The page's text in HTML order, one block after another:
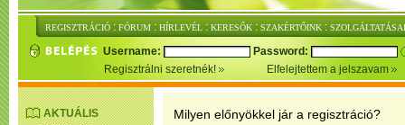
REGISZTRÁCIÓ : FÓRUM : HÍRLEVÉL : KERESŐK : SZAKÉRTŐINK :
Username:
Password:
Regisztrálni szeretnék!
Elfelejtettem a jelszavam
AKTUÁLIS
Milyen előnyökkel jár a regisztráció?